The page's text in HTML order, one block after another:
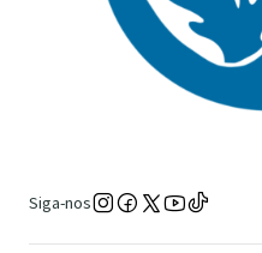
Siga-nos